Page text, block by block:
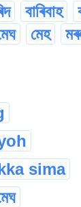
বাৰিবাহ
মেহ
sima